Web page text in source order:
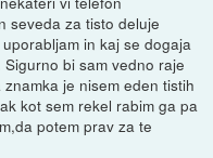
seveda za tisto deluje
in kaj se dogaja
bi sam vedno raje
je nisem eden tistih
kot sem rekel rabim ga pa
potem prav za te